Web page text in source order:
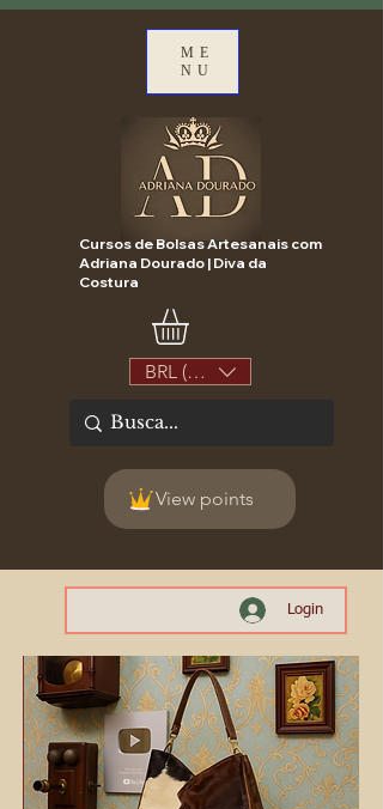
ME
NU
Cursos de Bolsas Artesanais com
Adriana Dourado | Diva da
Costura
BRL (R$)
View points
Login